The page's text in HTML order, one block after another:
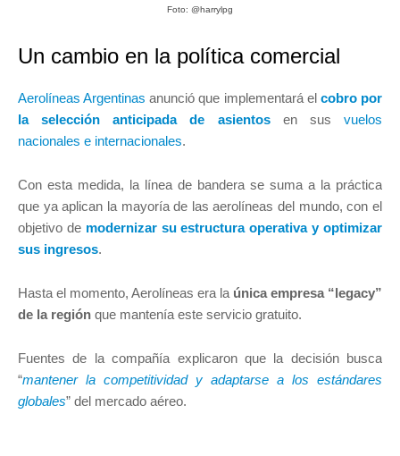
Foto: @harrylpg
Un cambio en la política comercial
Aerolíneas Argentinas anunció que implementará el cobro por
la selección anticipada de asientosen susvuelos
nacionales e internacionales.
Con esta medida, la línea de bandera se suma a la práctica
que ya aplican la mayoría de las aerolíneas del mundo, con el
objetivo de modernizar su estructura operativa y optimizar
sus ingresos.
Hasta el momento, Aerolíneas era la única empresa “legacy”
de la región que mantenía este servicio gratuito.
Fuentes de la compañía explicaron que la decisión busca
“mantener la competitividad y adaptarse a los estándares
globales” del mercado aéreo.